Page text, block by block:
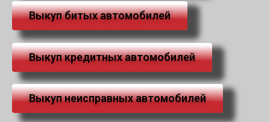
Выкуп битых автомобилей
Выкуп кредитных автомобилей
Выкуп неисправных автомобилей